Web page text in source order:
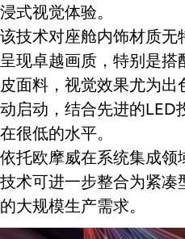
浸式视觉体验。
该技术对座舱内饰材质
呈现卓越画质，特别是
皮面料，视觉效果尤为
动启动，结合先进的LED
在很低的水平。
依托欧摩威在系统集成
技术可进一步整合为紧
的大规模生产需求。